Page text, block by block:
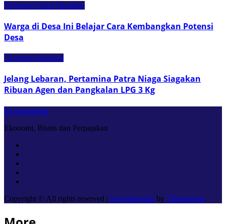
Ekonomi Lokal Headline
Warga di Desa Ini Belajar Cara Kembangkan Potensi
Desa
Ekonomi Nasional
Jelang Lebaran, Pertamina Patra Niaga Siagakan
Ribuan Agen dan Pangkalan LPG 3 Kg
Ekonompedia
Ekonomi, Bisnis dan Perpajakan
Copyright © All rights reserved | Newspaperup by Themeansar.